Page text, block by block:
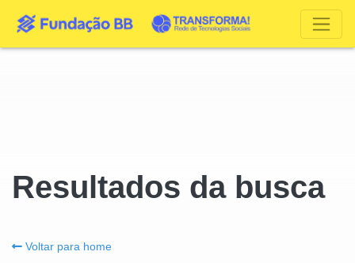
Resultados da busca
Voltar para home